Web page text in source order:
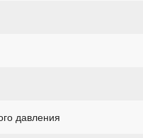
давления